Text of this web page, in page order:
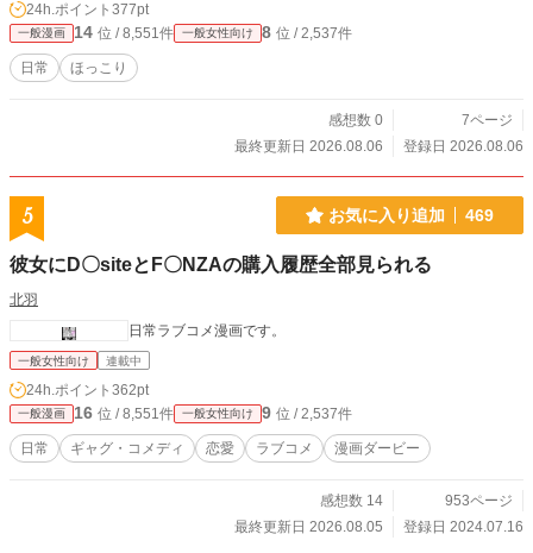
24h.ポイント 377pt
一般漫画 14 位 / 8,551件 一般女性向け 8 位 / 2,537件
日常 ほっこり
感想数 0
7ページ
最終更新日 2026.08.06
登録日 2026.08.06
5 お気に入り追加 469
彼女にD〇siteとF〇NZAの購入履歴全部見られる
北羽
日常ラブコメ漫画です。
一般女性向け 連載中
24h.ポイント 362pt
一般漫画 16 位 / 8,551件 一般女性向け 9 位 / 2,537件
日常 ギャグ・コメディ 恋愛 ラブコメ 漫画ダービー
感想数 14
953ページ
最終更新日 2026.08.05
登録日 2024.07.16